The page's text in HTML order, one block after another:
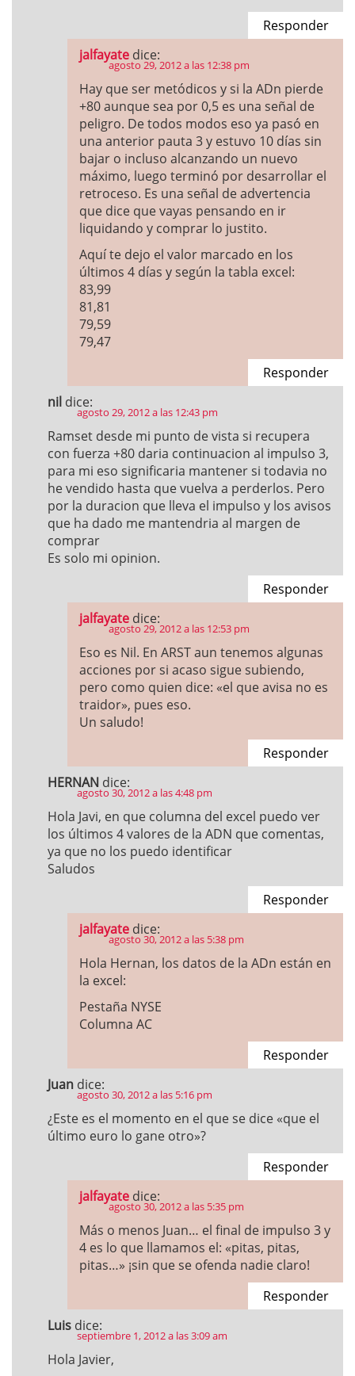
Responder
jalfayate dice:
agosto 29, 2012 a las 12:38 pm
Hay que ser metódicos y si la ADn pierde
+80 aunque sea por 0,5 es una señal de
peligro. De todos modos eso ya pasó en
una anterior pauta 3 y estuvo 10 días sin
bajar o incluso alcanzando un nuevo
máximo, luego terminó por desarrollar el
retroceso. Es una señal de advertencia
que dice que vayas pensando en ir
liquidando y comprar lo justito.
Aquí te dejo el valor marcado en los
últimos 4 días y según la tabla excel:
83,99
81,81
79,59
79,47
Responder
nil dice:
agosto 29, 2012 a las 12:43 pm
Ramset desde mi punto de vista si recupera
con fuerza +80 daria continuacion al impulso 3,
para mi eso significaria mantener si todavia no
he vendido hasta que vuelva a perderlos. Pero
por la duracion que lleva el impulso y los avisos
que ha dado me mantendria al margen de
comprar
Es solo mi opinion.
Responder
jalfayate dice:
agosto 29, 2012 a las 12:53 pm
Eso es Nil. En ARST aun tenemos algunas
acciones por si acaso sigue subiendo,
pero como quien dice: «el que avisa no es
traidor», pues eso.
Un saludo!
Responder
HERNAN dice:
agosto 30, 2012 a las 4:48 pm
Hola Javi, en que columna del excel puedo ver
los últimos 4 valores de la ADN que comentas,
ya que no los puedo identificar
Saludos
Responder
jalfayate dice:
agosto 30, 2012 a las 5:38 pm
Hola Hernan, los datos de la ADn están en
la excel:
Pestaña NYSE
Columna AC
Responder
Juan dice:
agosto 30, 2012 a las 5:16 pm
¿Este es el momento en el que se dice «que el
último euro lo gane otro»?
Responder
jalfayate dice:
agosto 30, 2012 a las 5:35 pm
Más o menos Juan… el final de impulso 3 y
4 es lo que llamamos el: «pitas, pitas,
pitas…» ¡sin que se ofenda nadie claro!
Responder
Luis dice:
septiembre 1, 2012 a las 3:09 am
Hola Javier,